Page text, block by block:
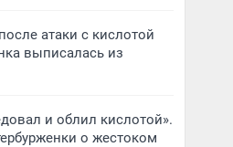
атаки с кислотой
выписалась из
и облил кислотой».
о жестоком